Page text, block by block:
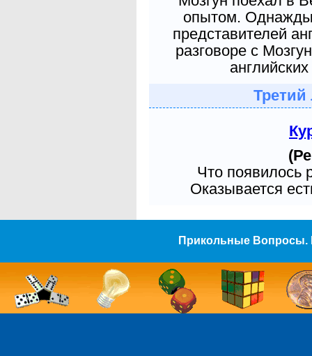
опытом. Однажды
представителей
разговоре с
Что появилось
Оказывается
Прикольные Вопросы.